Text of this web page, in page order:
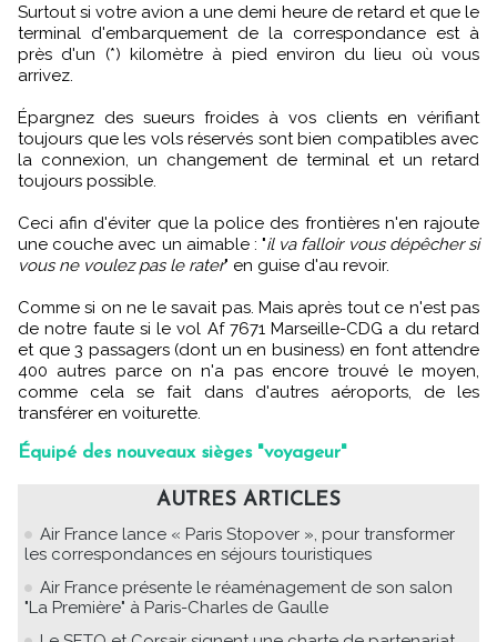
Surtout si votre avion a une demi heure de retard et que le
terminal d'embarquement de la correspondance est à
près d'un (*) kilomètre à pied environ du lieu où vous
arrivez.
Épargnez des sueurs froides à vos clients en vérifiant
toujours que les vols réservés sont bien compatibles avec
la connexion, un changement de terminal et un retard
toujours possible.
Ceci afin d'éviter que la police des frontières n'en rajoute
une couche avec un aimable : "il va falloir vous dépêcher si
vous ne voulez pas le rater" en guise d'au revoir.
Comme si on ne le savait pas. Mais après tout ce n'est pas
de notre faute si le vol Af 7671 Marseille-CDG a du retard
et que 3 passagers (dont un en business) en font attendre
400 autres parce on n'a pas encore trouvé le moyen,
comme cela se fait dans d'autres aéroports, de les
transférer en voiturette.
Équipé des nouveaux sièges "voyageur"
AUTRES ARTICLES
Air France lance « Paris Stopover », pour transformer
les correspondances en séjours touristiques
Air France présente le réaménagement de son salon
"La Première" à Paris-Charles de Gaulle